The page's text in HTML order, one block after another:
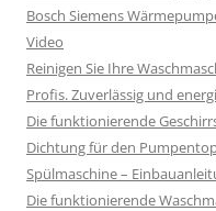
Bosch Siemens
Video
Reinigen Sie Ihre
Profis. Zuverlässig und
Die funktionierende
Dichtung für den
Spülmaschine –
Die funktionierende